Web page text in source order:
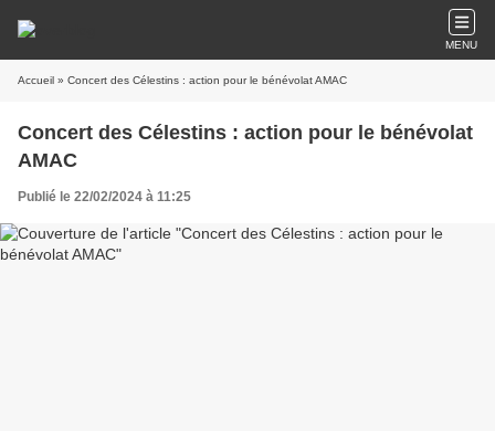
MENU
Accueil » Concert des Célestins : action pour le bénévolat AMAC
Concert des Célestins : action pour le bénévolat
AMAC
Publié le 22/02/2024 à 11:25